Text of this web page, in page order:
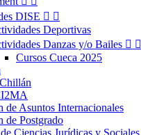
DISE  
Deportivas
Danzas y/o Bailes  
Cursos Cueca 2025
de Asuntos Internacionales
de Postgrado
Ciencias Jurídicas y Sociales